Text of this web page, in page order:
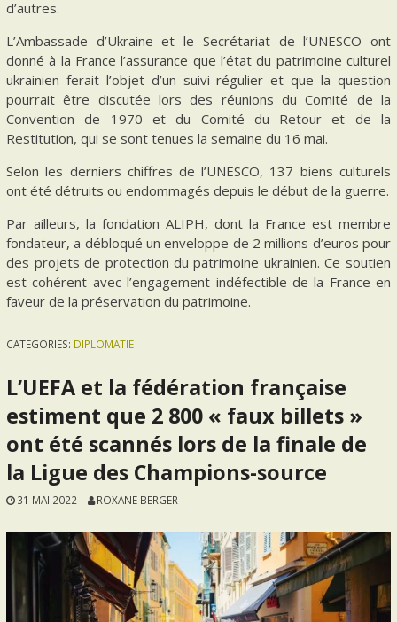
d’autres.
L’Ambassade d’Ukraine et le Secrétariat de l’UNESCO ont
donné à la France l’assurance que l’état du patrimoine culturel
ukrainien ferait l’objet d’un suivi régulier et que la question
pourrait être discutée lors des réunions du Comité de la
Convention de 1970 et du Comité du Retour et de la
Restitution, qui se sont tenues la semaine du 16 mai.
Selon les derniers chiffres de l’UNESCO, 137 biens culturels
ont été détruits ou endommagés depuis le début de la guerre.
Par ailleurs, la fondation ALIPH, dont la France est membre
fondateur, a débloqué un enveloppe de 2 millions d’euros pour
des projets de protection du patrimoine ukrainien. Ce soutien
est cohérent avec l’engagement indéfectible de la France en
faveur de la préservation du patrimoine.
CATEGORIES: DIPLOMATIE
L’UEFA et la fédération française
estiment que 2 800 « faux billets »
ont été scannés lors de la finale de
la Ligue des Champions-source
31 MAI 2022 ROXANE BERGER